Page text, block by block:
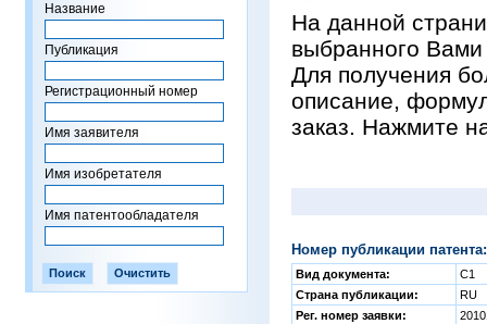
Название
Публикация
Регистрационный номер
Имя заявителя
Имя изобретателя
Имя патентообладателя
На данной
выбранного Вами
Для получения
описание,
заказ. Нажмите
Номер публикации
Вид документа:
C1
Страна публикации:
RU
Рег. номер заявки: